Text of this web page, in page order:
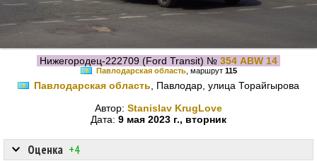
Нижегородец-222709 (Ford Transit) № 354 ABW 14
Павлодарская область, маршрут 115
Павлодарская область , Павлодар, улица Торайгырова
Автор: Stanislav KrugLove
Дата: 9 мая 2023 г., вторник
Оценка +4